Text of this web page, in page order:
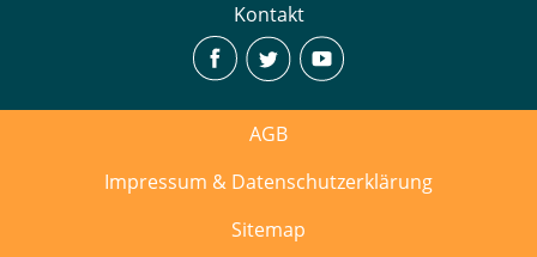
Kontakt
AGB
Impressum & Datenschutzerklärung
Sitemap